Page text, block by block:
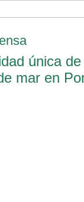
única de
mar en